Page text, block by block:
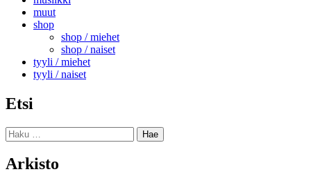
muut
shop
shop / miehet
shop / naiset
tyyli / miehet
tyyli / naiset
Etsi
Haku:
Arkisto